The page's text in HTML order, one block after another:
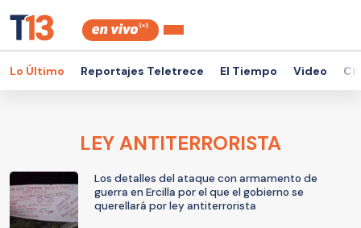
Lo Último Reportajes Teletrece El Tiempo Video
LEY ANTITERRORISTA
Los detalles del ataque con armamento de
guerra en Ercilla por el que el gobierno se
querellará por ley antiterrorista